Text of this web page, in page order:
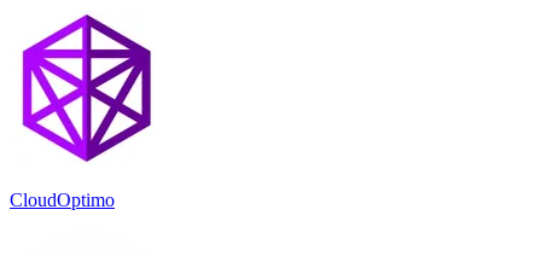
CloudOptimo